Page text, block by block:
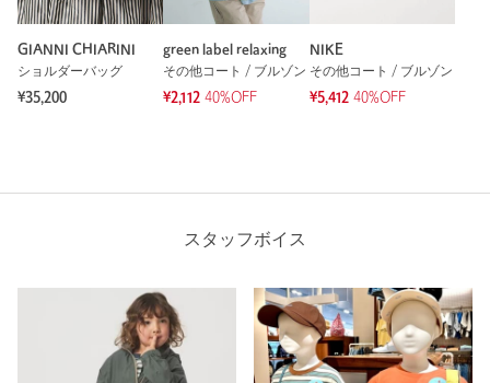
GIANNI CHIARINI
ショルダーバッグ
¥35,200
green label relaxing
その他コート / ブルゾン
¥2,112 40%OFF
NIKE
その他コート / ブルゾン
¥5,412 40%OFF
スタッフボイス